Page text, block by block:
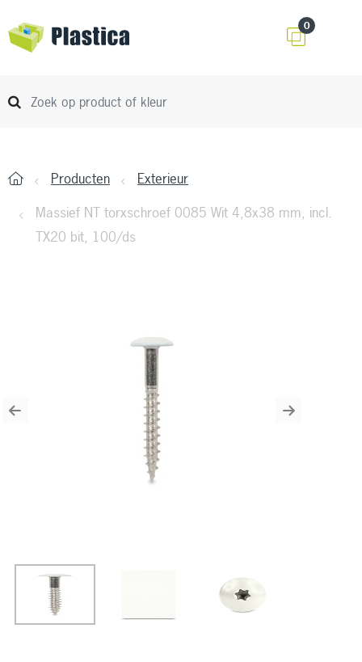
0
Producten
Exterieur
Massief NT torxschroef 0085 Wit 4,8x38 mm, incl.
TX20 bit, 100/ds
Previous Next